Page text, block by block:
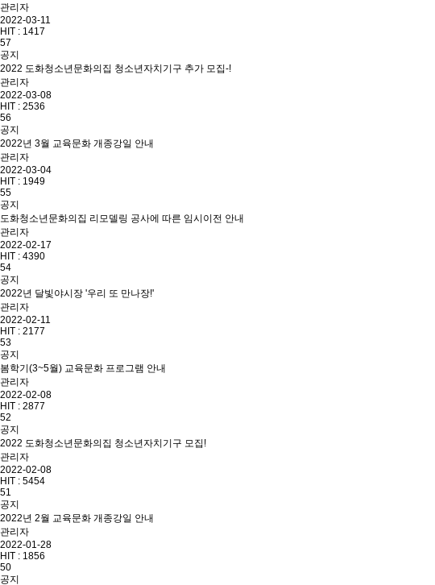
관리자
2022-03-11
HIT : 1417
57
공지
2022 도화청소년문화의집 청소년자치기구 추가 모집-!
관리자
2022-03-08
HIT : 2536
56
공지
2022년 3월 교육문화 개종강일 안내
관리자
2022-03-04
HIT : 1949
55
공지
도화청소년문화의집 리모델링 공사에 따른 임시이전 안내
관리자
2022-02-17
HIT : 4390
54
공지
2022년 달빛야시장 '우리 또 만나장!'
관리자
2022-02-11
HIT : 2177
53
공지
봄학기(3~5월) 교육문화 프로그램 안내
관리자
2022-02-08
HIT : 2877
52
공지
2022 도화청소년문화의집 청소년자치기구 모집!
관리자
2022-02-08
HIT : 5454
51
공지
2022년 2월 교육문화 개종강일 안내
관리자
2022-01-28
HIT : 1856
50
공지